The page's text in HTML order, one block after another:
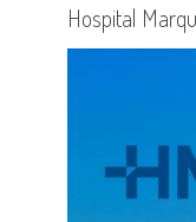
Hospital